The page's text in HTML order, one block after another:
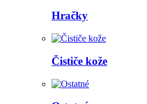
Hračky
Čističe kože